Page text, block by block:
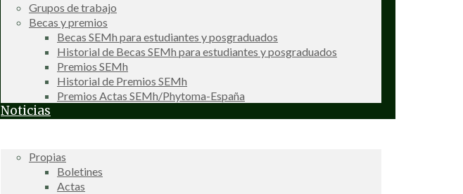
Grupos de trabajo
Becas y premios
Becas SEMh para estudiantes y posgraduados
Historial de Becas SEMh para estudiantes y posgraduados
Premios SEMh
Historial de Premios SEMh
Premios Actas SEMh/Phytoma-España
Noticias
Propias
Boletines
Actas